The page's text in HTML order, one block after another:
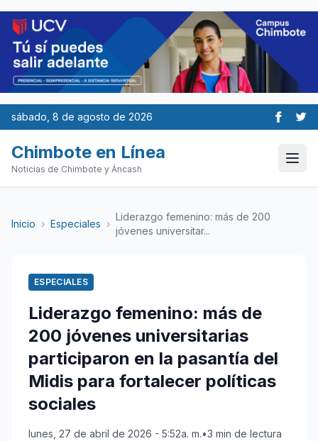
sábado, 8 de agosto de 2026
Chimbote en Línea
Noticias de Chimbote y Áncash
Inicio › Especiales ›
Liderazgo femenino: más de 200
jóvenes universitar...
ESPECIALES
Liderazgo femenino: más de
200 jóvenes universitarias
participaron en la pasantía del
Midis para fortalecer políticas
sociales
lunes, 27 de abril de 2026 - 5:52a. m.•3 min de lectura